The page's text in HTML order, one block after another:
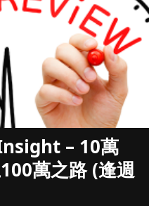
– 10萬
萬之路 (逢週